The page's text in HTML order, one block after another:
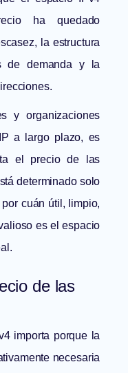
ha quedado
la estructura
de demanda y la
y organizaciones
a largo plazo, es
el precio de las
determinado solo
cuán útil, limpio,
es el espacio
de las
importa porque la
necesaria